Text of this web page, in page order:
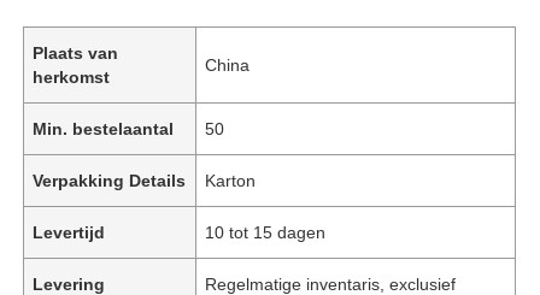
Plaats van
herkomst
China
Min. bestelaantal 50
Verpakking Details Karton
Levertijd 10 tot 15 dagen
Levering
Regelmatige inventaris, exclusief